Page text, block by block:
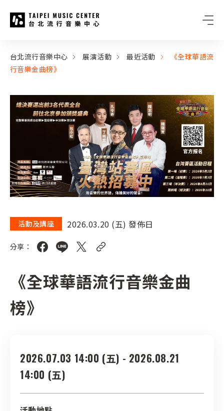
:::
台北流行音樂中心 展演活動 最近活動
《全球華語流
行音樂金曲榜》
活動及講座 2026.03.20 (五) 發佈日
分享：
《全球華語流行音樂金曲
榜》
2026.07.03 14:00 (五) - 2026.08.21
14:00 (五)